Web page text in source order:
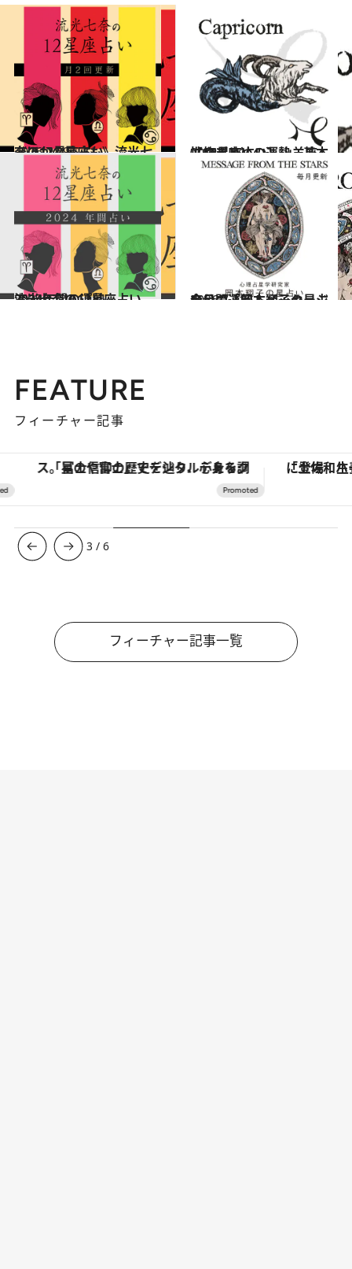
2026.7.29
《ほかの星座も》流光七奈の12星座占い
占い 2021.12.1
【12星座占い】山羊座（やぎ座）の運勢、基本性格まとめ
占い
2023.12.16
流光七奈の12星座占い 2024年間の運勢
占い 2026.7.31
今月の運勢＆メッセージを公開「岡本翔子の星占い」
占い
FEATURE
フィーチャー記事
「星のや富士」でデジタルデトックス。冨士信仰の歴史を辿り、心身を調える。
3 /6
フィーチャー記事一覧